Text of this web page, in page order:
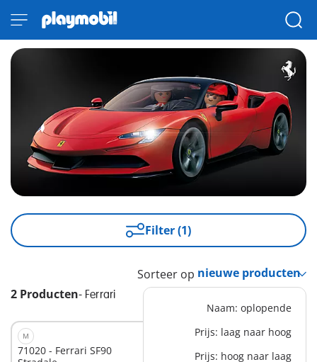
Filter (1)
2 Producten- Ferrari
Sorteer op
Naam: oplopende
Prijs: laag naar hoog
Prijs: hoog naar laag
M
71020 - Ferrari SF90
71856 - PLAYMOBIL X